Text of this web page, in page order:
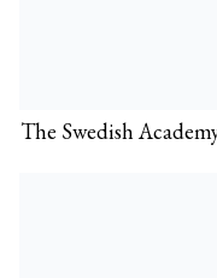
The Swedish